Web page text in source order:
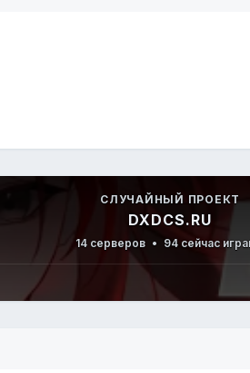
СЛУЧАЙНЫЙ ПРОЕКТ
DXDCS.RU
14 серверов • 94 сейчас